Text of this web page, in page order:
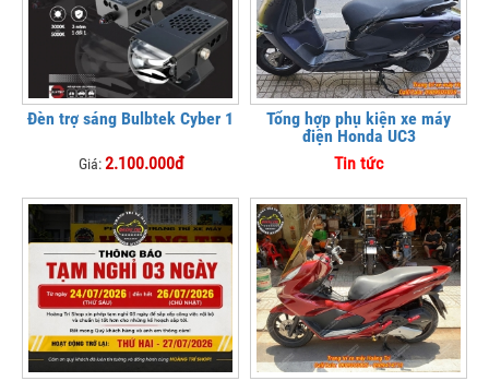
Đèn trợ sáng Bulbtek Cyber 1
Giá:2.100.000đ
Tổng hợp phụ kiện xe máy
điện Honda UC3
Tin tức